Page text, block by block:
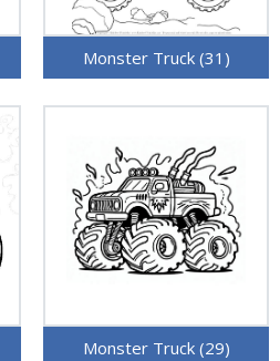
Monster Truck (31)
Monster Truck (29)